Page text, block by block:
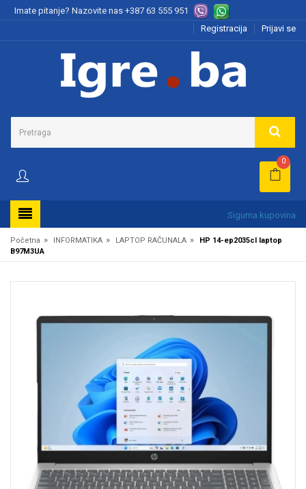
Imate pitanje? Nazovite nas +387 63 555 951
Registracija
Prijavi se
0
Sigurna kupovina
Početna » INFORMATIKA » LAPTOP RAČUNALA »
HP 14-ep2035cl laptop
B97M3UA